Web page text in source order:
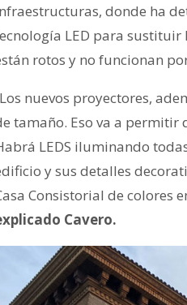
donde ha
LED para sustituir
rotos y no funcionan
nuevos proyectores,
tamaño. Eso va a permitir
LEDS iluminando
y sus detalles
Consistorial de colores
Cavero.